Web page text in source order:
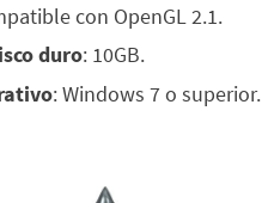
con OpenGL 2.1.
duro: 10GB.
: Windows 7 o superior.